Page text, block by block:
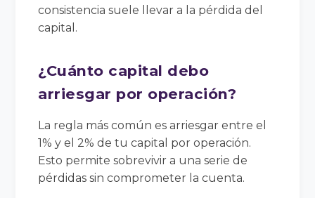
consistencia suele llevar a la pérdida del
capital.
¿Cuánto capital debo
arriesgar por operación?
La regla más común es arriesgar entre el
1% y el 2% de tu capital por operación.
Esto permite sobrevivir a una serie de
pérdidas sin comprometer la cuenta.